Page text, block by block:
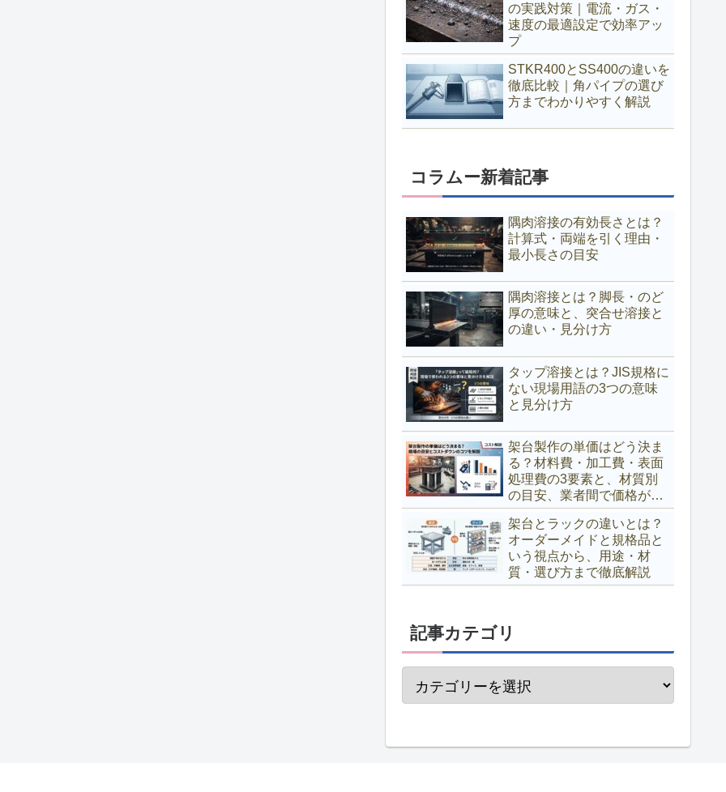
の実践対策｜電流・ガス・
速度の最適設定で効率アッ
プ
STKR400とSS400の違いを
徹底比較｜角パイプの選び
方までわかりやすく解説
コラムー新着記事
隅肉溶接の有効長さとは？
計算式・両端を引く理由・
最小長さの目安
隅肉溶接とは？脚長・のど
厚の意味と、突合せ溶接と
の違い・見分け方
タップ溶接とは？JIS規格に
ない現場用語の3つの意味
と見分け方
架台製作の単価はどう決ま
る？材料費・加工費・表面
処理費の3要素と、材質別
の目安、業者間で価格が変
わる理由、コストダウンの
コツまで解説
架台とラックの違いとは？
オーダーメイドと規格品と
いう視点から、用途・材
質・選び方まで徹底解説
記事カテゴリ